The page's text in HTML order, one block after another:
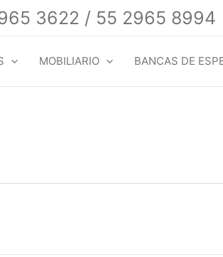
3622 / 55 2965 8994
MOBILIARIO BANCAS DE